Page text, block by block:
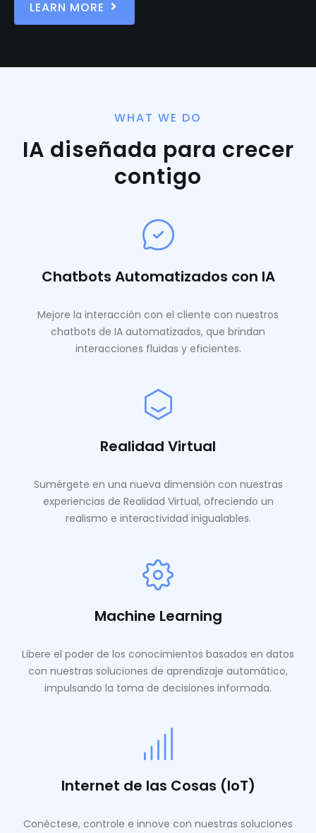
LEARN MORE
WHAT WE DO
IA diseñada para crecer
contigo
Chatbots Automatizados con IA
Mejore la interacción con el cliente con nuestros
chatbots de IA automatizados, que brindan
interacciones fluidas y eficientes.
Realidad Virtual
Sumérgete en una nueva dimensión con nuestras
experiencias de Realidad Virtual, ofreciendo un
realismo e interactividad inigualables.
Machine Learning
Libere el poder de los conocimientos basados ​​en datos
con nuestras soluciones de aprendizaje automático,
impulsando la toma de decisiones informada.
Internet de las Cosas (IoT)
Conéctese, controle e innove con nuestras soluciones